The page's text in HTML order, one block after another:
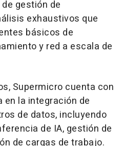
gestión de
exhaustivos que
básicos de
y red a escala de
Supermicro cuenta con
en la integración de
de datos, incluyendo
de IA, gestión de
de cargas de trabajo.